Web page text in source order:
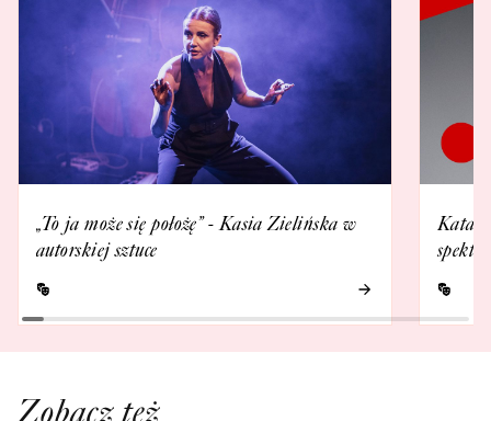
„To ja może się położę” - Kasia Zielińska w
autorskiej sztuce
Zobacz też